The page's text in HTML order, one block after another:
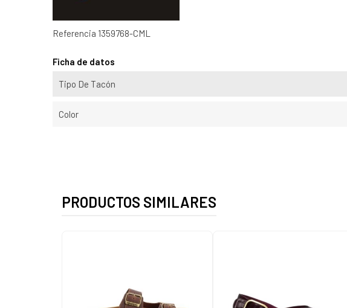
Referencia 1359768-CML
Ficha de datos
Tipo De Tacón
Color
PRODUCTOS SIMILARES